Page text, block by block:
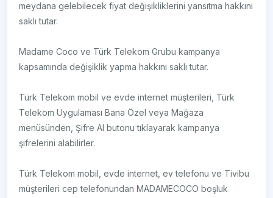
meydana gelebilecek fiyat değişikliklerini yansıtma hakkını
saklı tutar.
Madame Coco ve Türk Telekom Grubu kampanya
kapsamında değişiklik yapma hakkını saklı tutar.
Türk Telekom mobil ve evde internet müşterileri, Türk
Telekom Uygulaması Bana Özel veya Mağaza
menüsünden, Şifre Al butonu tıklayarak kampanya
şifrelerini alabilirler.
Türk Telekom mobil, evde internet, ev telefonu ve Tivibu
müşterileri cep telefonundan MADAMECOCO boşluk